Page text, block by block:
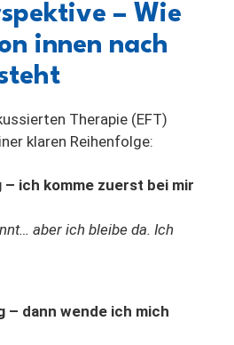
– Wie
innen nach
Therapie (EFT)
klaren Reihenfolge:
ich komme zuerst bei mir
aber ich bleibe da. Ich
– dann wende ich mich